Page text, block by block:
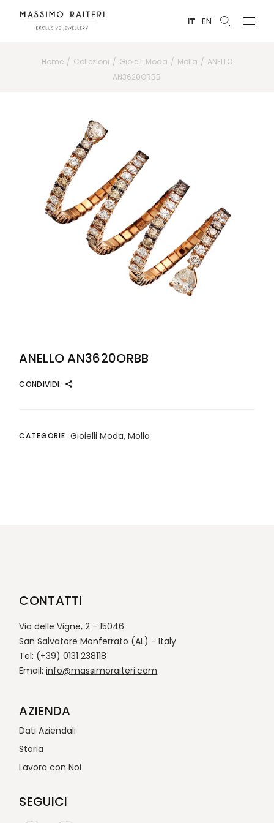
IT EN
Home Collezioni Gioielli Moda Molla
ANELLO
AN3620ORBB
ANELLO AN3620ORBB
CONDIVIDI:
CATEGORIE Gioielli Moda, Molla
CONTATTI
Via delle Vigne, 2 - 15046
San Salvatore Monferrato (AL) - Italy
Tel: (+39) 0131 238118
Email:info@massimoraiteri.com
AZIENDA
Dati Aziendali
Storia
Lavora con Noi
SEGUICI